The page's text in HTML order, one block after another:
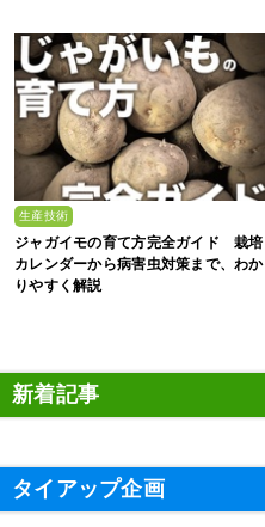
生産技術
ジャガイモの育て方完全ガイド 栽培
カレンダーから病害虫対策まで、わか
りやすく解説
新着記事
タイアップ企画